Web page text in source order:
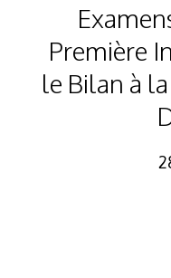
Première
le Bilan à